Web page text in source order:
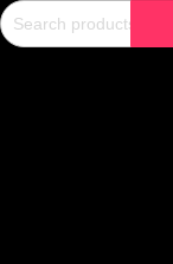
Search
for: